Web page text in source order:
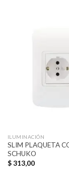
ILUMINACIÓN
SLIM PLAQUETA
SCHUKO
$313,00